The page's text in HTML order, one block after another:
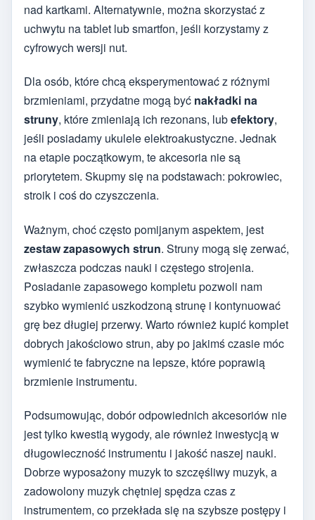
nad kartkami. Alternatywnie, można skorzystać z
uchwytu na tablet lub smartfon, jeśli korzystamy z
cyfrowych wersji nut.
Dla osób, które chcą eksperymentować z różnymi
brzmieniami, przydatne mogą być nakładki na
struny, które zmieniają ich rezonans, lubefektory,
jeśli posiadamy ukulele elektroakustyczne. Jednak
na etapie początkowym, te akcesoria nie są
priorytetem. Skupmy się na podstawach: pokrowiec,
stroik i coś do czyszczenia.
Ważnym, choć często pomijanym aspektem, jest
zestaw zapasowych strun. Struny mogą się zerwać,
zwłaszcza podczas nauki i częstego strojenia.
Posiadanie zapasowego kompletu pozwoli nam
szybko wymienić uszkodzoną strunę i kontynuować
grę bez długiej przerwy. Warto również kupić komplet
dobrych jakościowo strun, aby po jakimś czasie móc
wymienić te fabryczne na lepsze, które poprawią
brzmienie instrumentu.
Podsumowując, dobór odpowiednich akcesoriów nie
jest tylko kwestią wygody, ale również inwestycją w
długowieczność instrumentu i jakość naszej nauki.
Dobrze wyposażony muzyk to szczęśliwy muzyk, a
zadowolony muzyk chętniej spędza czas z
instrumentem, co przekłada się na szybsze postępy i